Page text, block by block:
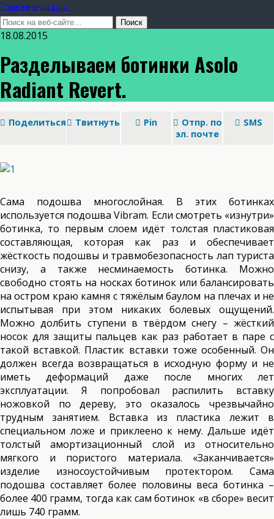
Записки леопарда...
18.08.2015
Разделываем ботинки Asolo
Radiant Revert.
Поделиться Твитнуть Pin
Отпр. по
эл. почте
SMS
Сама подошва многослойная. В этих ботинках
используется подошва Vibram. Если смотреть «изнутри»
ботинка, то первым слоем идёт толстая пластиковая
составляющая, которая как раз и обеспечивает
жёсткость подошвы и травмобезопасность лап туриста
снизу, а также несминаемость ботинка. Можно
свободно стоять на носках ботинок или балансировать
на остром краю камня с тяжёлым баулом на плечах и не
испытывая при этом никаких болевых ощущений.
Можно долбить ступени в твёрдом снегу – жёсткий
носок для защиты пальцев как раз работает в паре с
такой вставкой. Пластик вставки тоже особенный. Он
должен всегда возвращаться в исходную форму и не
иметь деформаций даже после многих лет
эксплуатации. Я попробовал распилить вставку
ножовкой по дереву, это оказалось чрезвычайно
трудным занятием. Вставка из пластика лежит в
специальном ложе и приклеено к нему. Дальше идёт
толстый амортизационный слой из относительно
мягкого и пористого материала. «Заканчивается»
изделие износоустойчивым протектором. Сама
подошва составляет более половины веса ботинка –
более 400 грамм, тогда как сам ботинок «в сборе» весит
лишь 740 грамм.